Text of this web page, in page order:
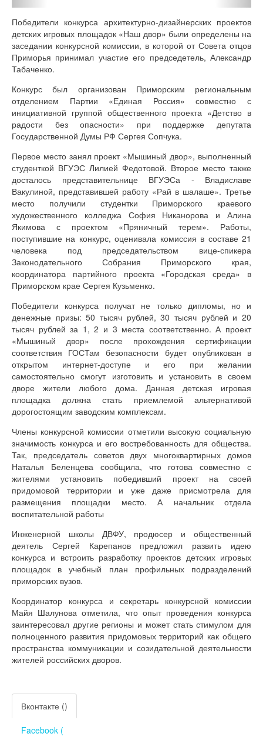
Победители конкурса архитектурно-дизайнерских проектов
детских игровых площадок «Наш двор» были определены на
заседании конкурсной комиссии, в которой от Совета отцов
Приморья принимал участие его председетель, Александр
Табаченко.
Конкурс был организован Приморским региональным
отделением Партии «Единая Россия» совместно с
инициативной группой общественного проекта «Детство в
радости без опасности» при поддержке депутата
Государственной Думы РФ Сергея Сопчука.
Первое место занял проект «Мышиный двор», выполненный
студенткой ВГУЭС Лилией Федотовой. Второе место также
досталось представительнице ВГУЭСа - Владиславе
Вакулиной, представившей работу «Рай в шалаше». Третье
место получили студентки Приморского краевого
художественного колледжа София Никанорова и Алина
Якимова с проектом «Пряничный терем». Работы,
поступившие на конкурс, оценивала комиссия в составе 21
человека под председательством вице-спикера
Законодательного Собрания Приморского края,
координатора партийного проекта «Городская среда» в
Приморском крае Сергея Кузьменко.
Победители конкурса получат не только дипломы, но и
денежные призы: 50 тысяч рублей, 30 тысяч рублей и 20
тысяч рублей за 1, 2 и 3 места соответственно. А проект
«Мышиный двор» после прохождения сертификации
соответствия ГОСТам безопасности будет опубликован в
открытом интернет-доступе и его при желании
самостоятельно смогут изготовить и установить в своем
дворе жители любого дома. Данная детская игровая
площадка должна стать приемлемой альтернативой
дорогостоящим заводским комплексам.
Члены конкурсной комиссии отметили высокую социальную
значимость конкурса и его востребованность для общества.
Так, председатель советов двух многоквартирных домов
Наталья Беленцева сообщила, что готова совместно с
жителями установить победивший проект на своей
придомовой территории и уже даже присмотрела для
размещения площадки место. А начальник отдела
воспитательной работы
Инженерной школы ДВФУ, продюсер и общественный
деятель Сергей Карепанов предложил развить идею
конкурса и встроить разработку проектов детских игровых
площадок в учебный план профильных подразделений
приморских вузов.
Координатор конкурса и секретарь конкурсной комиссии
Майя Шалунова отметила, что опыт проведения конкурса
заинтересовал другие регионы и может стать стимулом для
полноценного развития придомовых территорий как общего
пространства коммуникации и созидательной деятельности
жителей российских дворов.
Вконтакте ()
Facebook (